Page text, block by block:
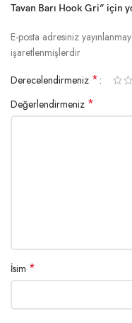
Tavan Barı Hook Gri” için
E-posta adresiniz
işaretlenmişlerdir
Derecelendirmeniz *
Değerlendirmeniz *
İsim *